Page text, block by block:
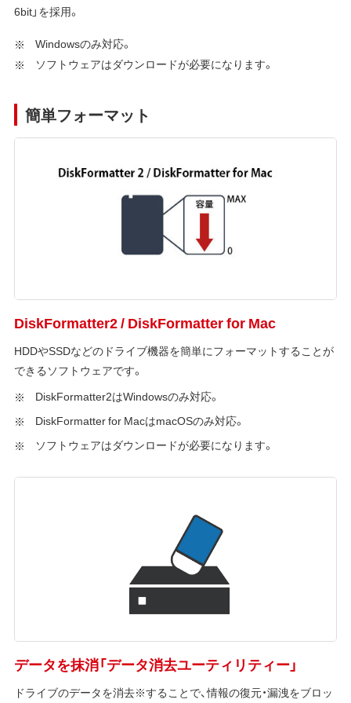
6bit」を採用。
Windowsのみ対応。
ソフトウェアはダウンロードが必要になります。
簡単フォーマット
DiskFormatter2 / DiskFormatter for Mac
HDDやSSDなどのドライブ機器を簡単にフォーマットすることが
できるソフトウェアです。
DiskFormatter2はWindowsのみ対応。
DiskFormatter for MacはmacOSのみ対応。
ソフトウェアはダウンロードが必要になります。
データを抹消「データ消去ユーティリティー」
ドライブのデータを消去※することで、情報の復元・漏洩をブロッ